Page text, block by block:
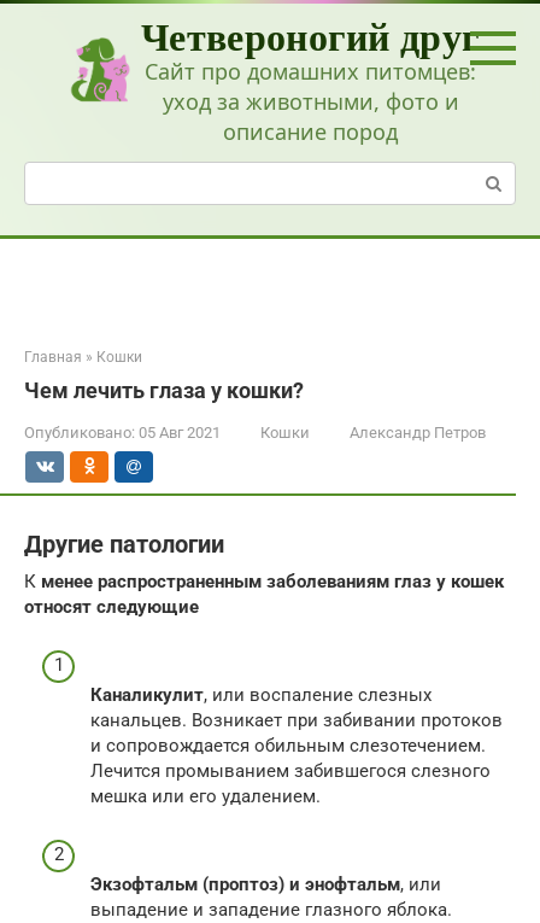
Перейти
Четвероногий друг
Сайт про домашних питомцев:
уход за животными, фото и
описание пород
Поиск:
Главная » Кошки
Чем лечить глаза у кошки?
Опубликовано: 05 Авг 2021 Кошки Александр Петров
Другие патологии
К менее распространенным заболеваниям глаз у кошек
относят следующие
Каналикулит, или воспаление слезных
канальцев. Возникает при забивании протоков
и сопровождается обильным слезотечением.
Лечится промыванием забившегося слезного
мешка или его удалением.
Экзофтальм (проптоз) и энофтальм, или
выпадение и западение глазного яблока.